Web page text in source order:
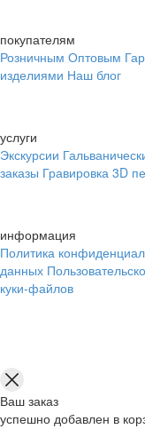
покупателям
Розничным Оптовым
изделиями Наш блог
услуги
Экскурсии
заказы Гравировка 3D
информация
Политика
данных
куки-файлов
Ваш заказ
успешно добавлен в